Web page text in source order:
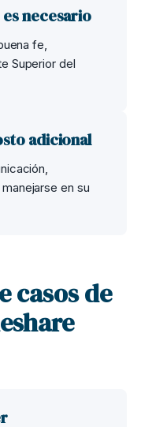
necesario
fe,
Superior del
adicional
en su
casos de